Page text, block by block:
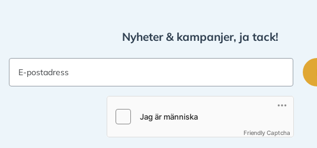
Nyheter & kampanjer, ja tack!
E-postadress
Friendly Captcha